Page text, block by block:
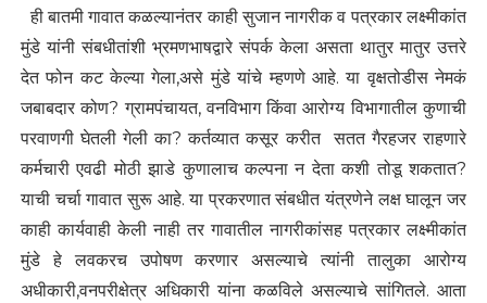
ही बातमी गावात कळल्यानंतर काही सुजान नागरीक व पत्रकार लक्ष्मीकांत
मुंडे यांनी संबधीतांशी भ्रमणभाषद्वारे संपर्क केला असता थातुर मातुर उत्तरे
देत फोन कट केल्या गेला,असे मुंडे यांचे म्हणणे आहे. या वृक्षतोडीस नेमकं
जबाबदार कोण? ग्रामपंचायत, वनविभाग किंवा आरोग्य विभागातील कुणाची
परवाणगी घेतली गेली का? कर्तव्यात कसूर करीत सतत गैरहजर राहणारे
कर्मचारी एवढी मोठी झाडे कुणालाच कल्पना न देता कशी तोडू शकतात?
याची चर्चा गावात सुरू आहे. या प्रकरणात संबधीत यंत्रणेने लक्ष घालून जर
काही कार्यवाही केली नाही तर गावातील नागरीकांसह पत्रकार लक्ष्मीकांत
मुंडे हे लवकरच उपोषण करणार असल्याचे त्यांनी तालुका आरोग्य
अधीकारी,वनपरीक्षेत्र अधिकारी यांना कळविले असल्याचे सांगितले. आता